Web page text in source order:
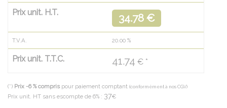
Prix unit. H.T. 34.78 €
T.V.A. 20.00 %
Prix unit. T.T.C. 41.74 € *
(*) Prix -6 % compris pour paiement comptant (conformément à nos CGV)
Prix unit. HT sans escompte de 6% : 37€